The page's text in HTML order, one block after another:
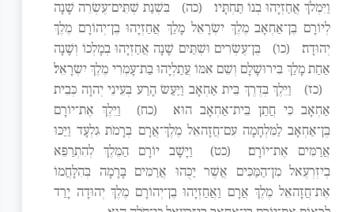
וַיִּמְלֹךְ אֲחַזְיָהוּ בְנוֹ תַּחְתָּיו׃
(כה)
בִּשְׁנַת שְׁתֵּים־עֶשְׂרֵה שָׁנָה
לְיוֹרָם בֶּן־אַחְאָב מֶלֶךְ יִשְׂרָאֵל מָלַךְ אֲחַזְיָהוּ בֶן־יְהוֹרָם מֶלֶךְ
יְהוּדָה׃
(כו)
בֶּן־עֶשְׂרִים וּשְׁתַּיִם שָׁנָה אֲחַזְיָהוּ בְמָלְכוֹ וְשָׁנָה
אַחַת מָלַךְ בִּירוּשָׁלִָם וְשֵׁם אִמּוֹ עֲתַלְיָהוּ בַּת־עָמְרִי מֶלֶךְ יִשְׂרָאֵל׃
(כז)
וַיֵּלֶךְ בְּדֶרֶךְ בֵּית אַחְאָב וַיַּעַשׂ הָרַע בְּעֵינֵי יְהוָה כְּבֵית
אַחְאָב כִּי חֲתַן בֵּית־אַחְאָב הוּא׃
(כח)
וַיֵּלֶךְ אֶת־יוֹרָם
בֶּן־אַחְאָב לַמִּלְחָמָה עִם־חֲזָהאֵל מֶלֶךְ־אֲרָם בְּרָמֹת גִּלְעָד וַיַּכּוּ
אֲרַמִּים אֶת־יוֹרָם׃
(כט)
וַיָּשָׁב יוֹרָם הַמֶּלֶךְ לְהִתְרַפֵּא
בְיִזְרְעֶאל מִן־הַמַּכִּים אֲשֶׁר יַכֻּהוּ אֲרַמִּים בָּרָמָה בְּהִלָּחֲמוֹ
אֶת־חֲזָהאֵל מֶלֶךְ אֲרָם וַאֲחַזְיָהוּ בֶן־יְהוֹרָם מֶלֶךְ יְהוּדָה יָרַד